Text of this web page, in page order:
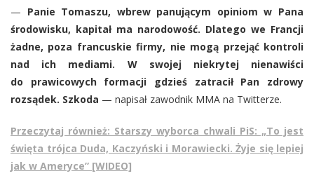
— Panie Tomaszu, wbrew panującym opiniom w Pana
środowisku, kapitał ma narodowość. Dlatego we Francji
żadne, poza francuskie firmy, nie mogą przejąć kontroli
nad ich mediami. W swojej niekrytej nienawiści
do prawicowych formacji gdzieś zatracił Pan zdrowy
rozsądek. Szkoda — napisał zawodnik MMA na Twitterze.
Przeczytaj również: Starszy wyborca chwali PiS: „To jest
święta trójca Duda, Kaczyński i Morawiecki. Żyje się lepiej
jak w Ameryce” [WIDEO]